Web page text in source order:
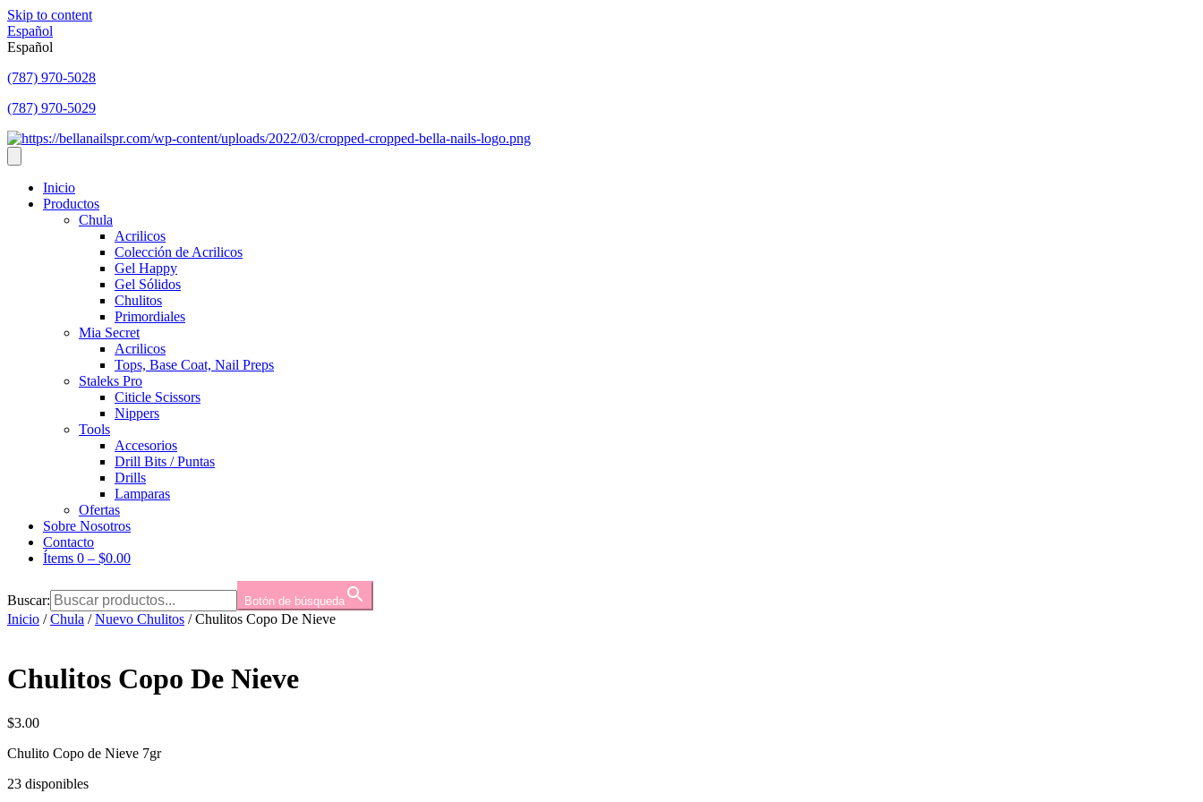
Skip to content
Español
Español
(787) 970-5028
(787) 970-5029
Inicio
Productos
Chula
Acrilicos
Colección de Acrilicos
Gel Happy
Gel Sólidos
Chulitos
Primordiales
Mia Secret
Acrilicos
Tops, Base Coat, Nail Preps
Staleks Pro
Citicle Scissors
Nippers
Tools
Accesorios
Drill Bits / Puntas
Drills
Lamparas
Ofertas
Sobre Nosotros
Contacto
Ítems 0 – $0.00
Buscar: Botón de búsqueda
Inicio /Chula /Nuevo Chulitos / Chulitos Copo De Nieve
Chulitos Copo De Nieve
$3.00
Chulito Copo de Nieve 7gr
23 disponibles